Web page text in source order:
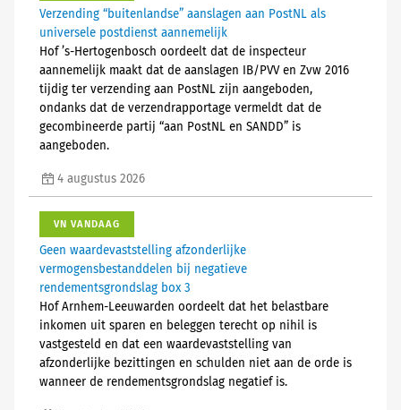
Verzending “buitenlandse” aanslagen aan PostNL als
universele postdienst aannemelijk
Hof ’s-Hertogenbosch oordeelt dat de inspecteur
aannemelijk maakt dat de aanslagen IB/PVV en Zvw 2016
tijdig ter verzending aan PostNL zijn aangeboden,
ondanks dat de verzendrapportage vermeldt dat de
gecombineerde partij “aan PostNL en SANDD” is
aangeboden.
4 augustus 2026
VN VANDAAG
Geen waardevaststelling afzonderlijke
vermogensbestanddelen bij negatieve
rendementsgrondslag box 3
Hof Arnhem-Leeuwarden oordeelt dat het belastbare
inkomen uit sparen en beleggen terecht op nihil is
vastgesteld en dat een waardevaststelling van
afzonderlijke bezittingen en schulden niet aan de orde is
wanneer de rendementsgrondslag negatief is.